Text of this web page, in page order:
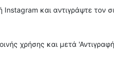
Instagram και αντιγράψτε τον
χρήσης και μετά